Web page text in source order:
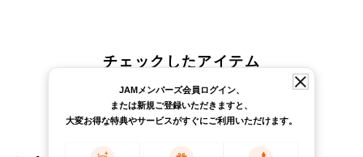
チェックしたアイテム
JAMメンバーズ会員ログイン、
または新規ご登録いただきますと、
大変お得な特典やサービスがすぐにご利用いただけます。